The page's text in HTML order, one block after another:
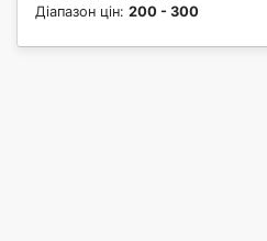
Діапазон цін: 200 - 300